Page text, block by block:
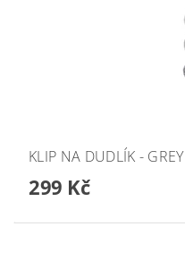
KLIP NA DUDLÍK - GREY
299 Kč